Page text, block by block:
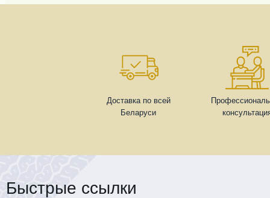
Доставка по всей
Беларуси
Быстрые ссылки